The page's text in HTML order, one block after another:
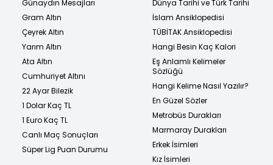
Günaydın Mesajları
Gram Altın
Çeyrek Altın
Yarım Altın
Ata Altın
Cumhuriyet Altını
22 Ayar Bilezik
1 Dolar Kaç TL
1 Euro Kaç TL
Canlı Maç Sonuçları
Süper Lig Puan Durumu
Dünya Tarihi ve Türk Tarihi
İslam Ansiklopedisi
TÜBİTAK Ansiklopedisi
Hangi Besin Kaç Kalori
Eş Anlamlı Kelimeler
Sözlüğü
Hangi Kelime Nasıl Yazılır?
En Güzel Sözler
Metrobüs Durakları
Marmaray Durakları
Erkek İsimleri
Kız İsimleri